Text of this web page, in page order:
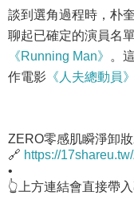
談到選角過程時，朴
聊起已確定的演員名
《Running Man》
。
作電影 《人夫總動員》
ZERO零感肌瞬淨卸
🔗 https://
•
👆上方連結會直接帶